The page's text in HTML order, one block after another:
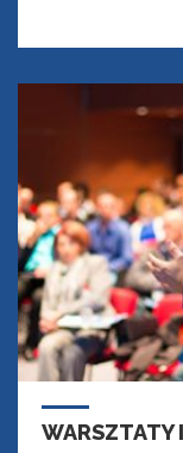
WARSZTATY